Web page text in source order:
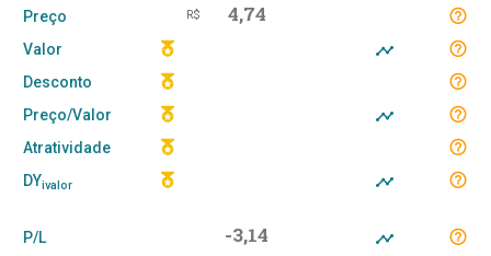
Preço R$ 4,74
Valor
Desconto
Preço/Valor
Atratividade
DYivalor
P/L -3,14